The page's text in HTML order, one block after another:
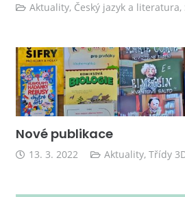
Aktuality, Český jazyk a literatura,
Nové publikace
13. 3. 2022 Aktuality,Třídy